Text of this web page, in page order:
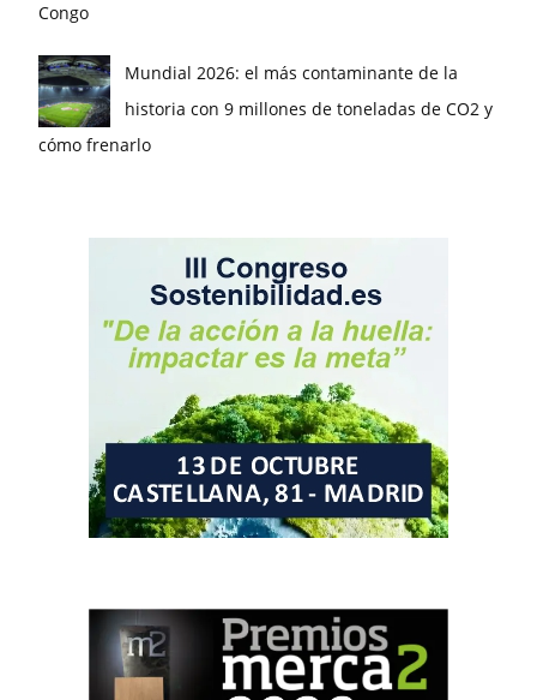
Congo
Mundial 2026: el más contaminante de la
historia con 9 millones de toneladas de CO2 y
cómo frenarlo